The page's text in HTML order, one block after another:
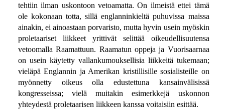
tehtiin ilman uskontoon vetoamatta. On ilmeistä ettei tämä
ole kokonaan totta, sillä englanninkieltä puhuvissa maissa
ainakin, ei ainoastaan porvaristo, mutta hyvin usein myöskin
proletaariset liikkeet yrittivät selittää oikeudellisuutensa
vetoomalla Raamattuun. Raamatun oppeja ja Vuorisaarnaa
on usein käytetty vallankumouksellisia liikkeitä tukemaan;
vieläpä Englannin ja Amerikan kristillisille sosialisteille on
myönnetty oikeus olla edustettuna kansainvälisissä
kongresseissa; vielä muitakin esimerkkejä uskonnon
yhteydestä proletaarisen liikkeen kanssa voitaisiin esittää.